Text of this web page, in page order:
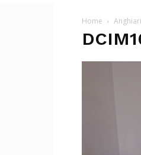
Home